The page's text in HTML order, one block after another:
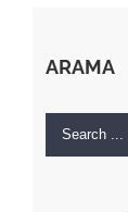
ARAMA
Search